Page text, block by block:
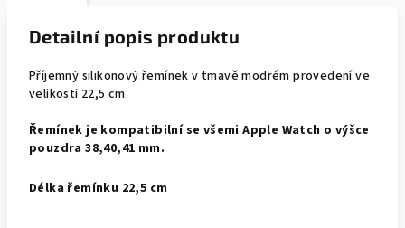
Detailní popis produktu
Příjemný silikonový řemínek v tmavě modrém provedení ve
velikosti 22,5 cm.
Řemínek je kompatibilní se všemi Apple Watch o výšce
pouzdra 38,40,41 mm.
Délka řemínku 22,5 cm